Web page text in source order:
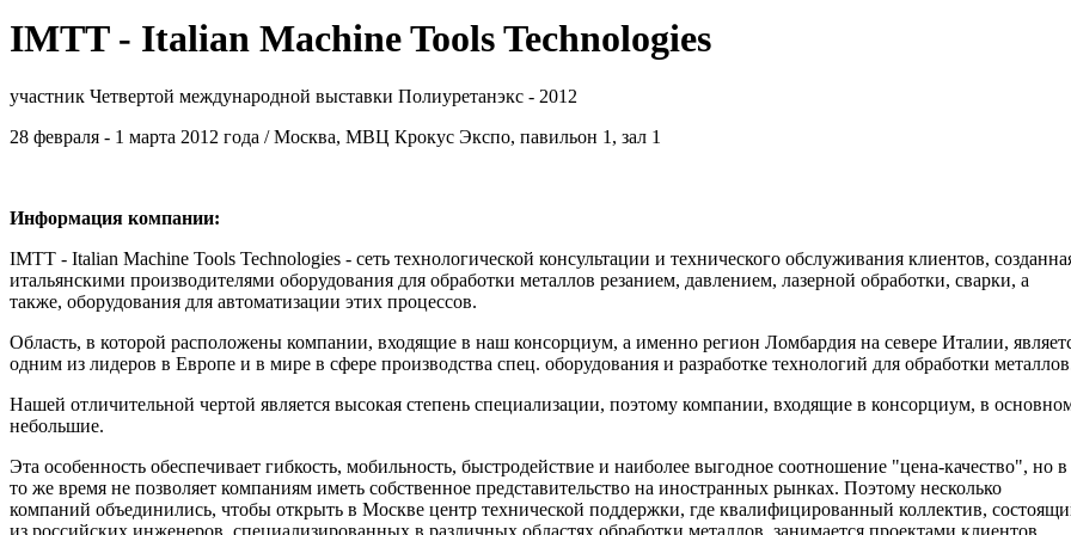
IMTT - Italian Machine Tools Technologies
участник Четвертой международной выставки Полиуретанэкс - 2012
28 февраля - 1 марта 2012 года / Москва, МВЦ Крокус Экспо, павильон 1, зал 1
Информация компании:
IMTT - Italian Machine Tools Technologies - сеть технологической консультации и технического обслуживания клиентов,
итальянскими производителями оборудования для обработки металлов резанием, давлением, лазерной обработки, сварки, а
также, оборудования для автоматизации этих процессов.
Область, в которой расположены компании, входящие в наш консорциум, а именно регион Ломбардия на севере Италии,
одним из лидеров в Европе и в мире в сфере производства спец. оборудования и разработке технологий для обработки
Нашей отличительной чертой является высокая степень специализации, поэтому компании, входящие в консорциум, в
небольшие.
Эта особенность обеспечивает гибкость, мобильность, быстродействие и наиболее выгодное соотношение "цена-качество", но в
то же время не позволяет компаниям иметь собственное представительство на иностранных рынках. Поэтому несколько
компаний объединились, чтобы открыть в Москве центр технической поддержки, где квалифицированный коллектив,